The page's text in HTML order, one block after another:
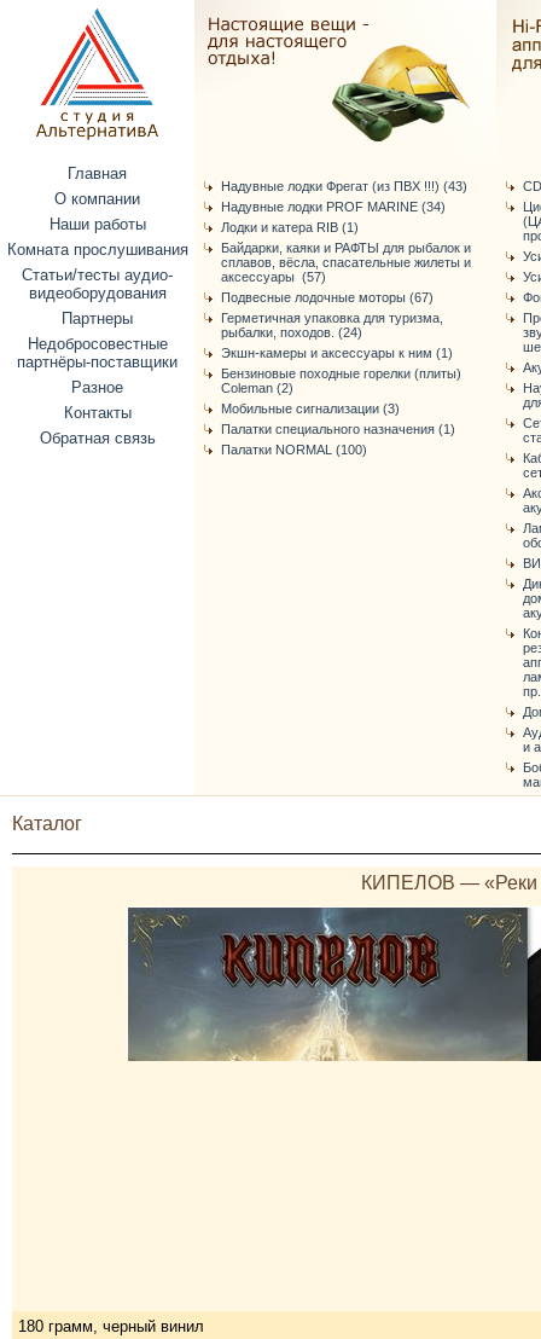
Главная
О компании
Наши работы
Комната прослушивания
Статьи/тесты аудио-
видеоборудования
Партнеры
Недобросовестные
партнёры-поставщики
Разное
Контакты
Обратная связь
Надувные лодки Фрегат (из ПВХ !!!) (43)
Надувные лодки PROF MARINE (34)
Лодки и катера RIB (1)
Байдарки, каяки и РАФТЫ для рыбалок и
сплавов, вёсла, спасательные жилеты и
аксессуары (57)
Подвесные лодочные моторы (67)
Герметичная упаковка для туризма,
рыбалки, походов. (24)
Экшн-камеры и аксессуары к ним (1)
Бензиновые походные горелки (плиты)
Coleman (2)
Мобильные сигнализации (3)
Палатки специального назначения (1)
Палатки NORMAL (100)
и
Каталог
КИПЕЛОВ — «Реки
180 грамм, черный винил